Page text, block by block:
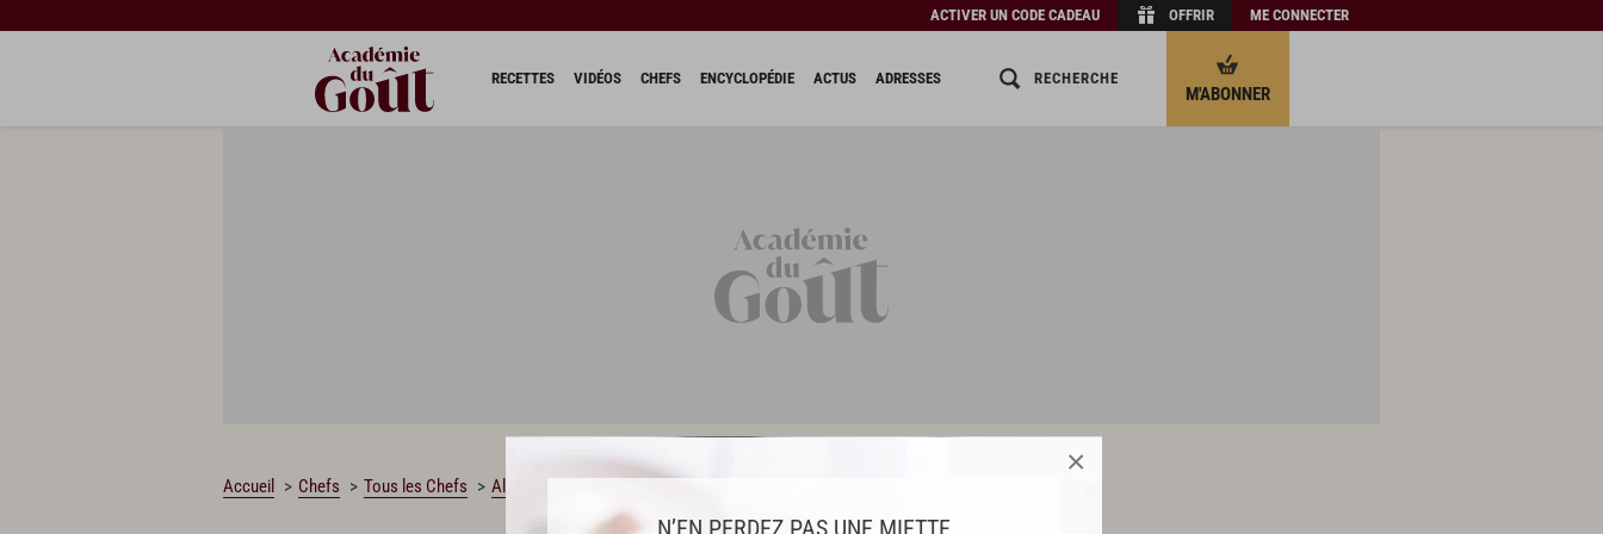
N’EN PERDEZ PAS UNE MIETTE
×
ACTIVER UN CODE CADEAU OFFRIR ME CONNECTER
RECETTES VIDÉOS CHEFS ENCYCLOPÉDIE ACTUS ADRESSES RECHERCHE
M'ABONNER
Accueil Chefs Tous les Chefs Alain Ducasse